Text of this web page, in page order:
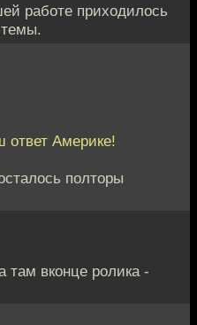
работе приходилось
темы.
ответ Америке!
полторы
там вконце ролика -